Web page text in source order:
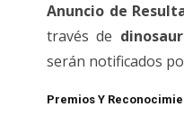
Anuncio de
través de
serán notificados
Premios Y